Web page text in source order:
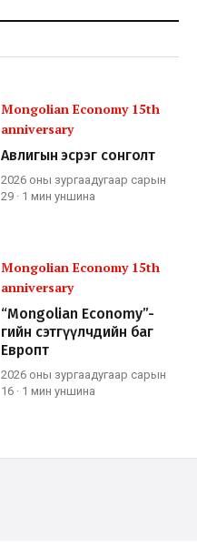
Mongolian Economy 15th
anniversary
Авлигын эсрэг сонголт
2026 оны зургаадугаар сарын
29 · 1 мин уншина
Mongolian Economy 15th
anniversary
“Mongolian Economy”-
гийн сэтгүүлчдийн баг
Европт
2026 оны зургаадугаар сарын
16 · 1 мин уншина